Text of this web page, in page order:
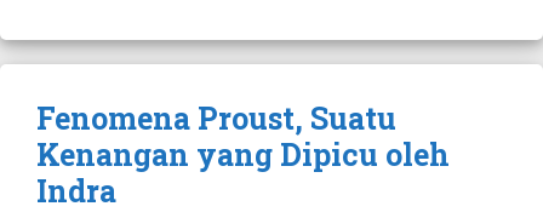
Fenomena Proust, Suatu
Kenangan yang Dipicu oleh
Indra